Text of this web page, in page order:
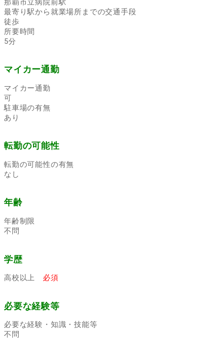
那覇市立病院前駅
最寄り駅から就業場所までの交通手段
徒歩
所要時間
5分
マイカー通勤
マイカー通勤
可
駐車場の有無
あり
転勤の可能性
転勤の可能性の有無
なし
年齢
年齢制限
不問
学歴
高校以上 必須
必要な経験等
必要な経験・知識・技能等
不問